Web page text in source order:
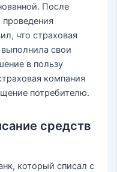
После
что страховая
свои
в пользу
компания
потребителю.
средств
который списал с